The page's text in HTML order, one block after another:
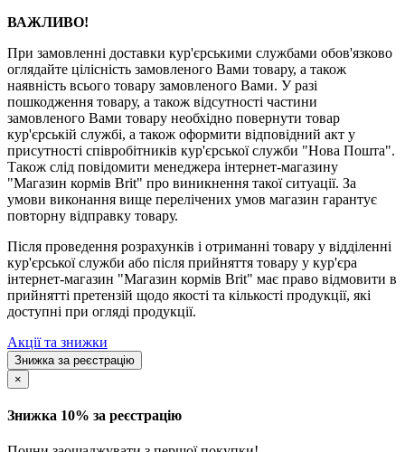
ВАЖЛИВО!
При замовленні доставки кур'єрськими службами обов'язково
оглядайте цілісність замовленого Вами товару, а також
наявність всього товару замовленого Вами. У разі
пошкодження товару, а також відсутності частини
замовленого Вами товару необхідно повернути товар
кур'єрській службі, а також оформити відповідний акт у
присутності співробітників кур'єрської служби "Нова Пошта".
Також слід повідомити менеджера інтернет-магазину
"Магазин кормів Brit" про виникнення такої ситуації. За
умови виконання вище перелічених умов магазин гарантує
повторну відправку товару.
Після проведення розрахунків і отриманні товару у відділенні
кур'єрської служби або після прийняття товару у кур'єра
інтернет-магазин "Магазин кормів Brit" має право відмовити в
прийнятті претензій щодо якості та кількості продукції, які
доступні при огляді продукції.
Акції та знижки
Знижка за реєстрацію
×
Знижка 10% за реєстрацію